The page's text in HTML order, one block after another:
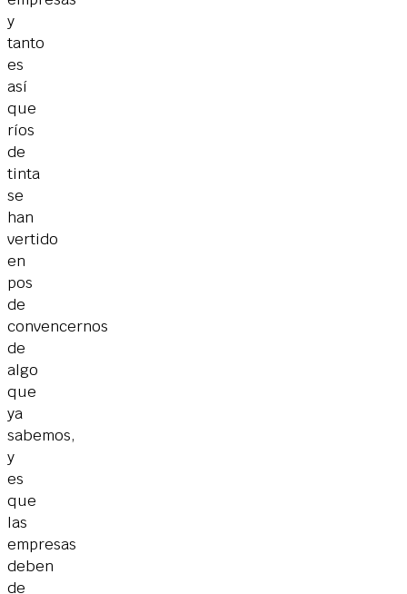
y
tanto
es
así
que
ríos
de
tinta
se
han
vertido
en
pos
de
convencernos
de
algo
que
ya
sabemos,
y
es
que
las
empresas
deben
de